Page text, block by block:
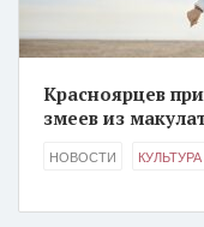
Красноярцев
змеев из
НОВОСТИ КУЛЬТУРА